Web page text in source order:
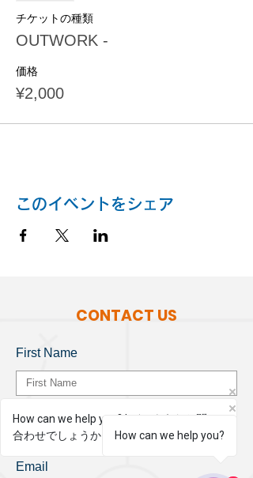
チケットの種類
OUTWORK -
価格
¥2,000
このイベントをシェア
CONTACT US
First Name
Email
How can we help you? | どのようなお問い
合わせでしょうか？
How can we help you?